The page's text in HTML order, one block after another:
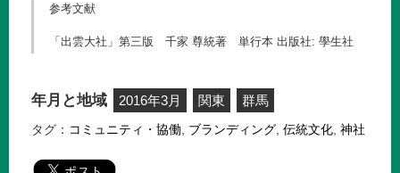
参考文献
「出雲大社」第三版 千家 尊統著 単行本 出版社: 學生社
年月と地域 2016年3月 関東 群馬
タグ： コミュニティ・協働 ブランディング 伝統文化 神社